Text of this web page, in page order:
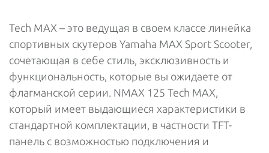
Tech MAX – это ведущая в своем классе линейка
спортивных скутеров Yamaha MAX Sport Scooter,
сочетающая в себе стиль, эксклюзивность и
функциональность, которые вы ожидаете от
флагманской серии. NMAX 125 Tech MAX,
который имеет выдающиеся характеристики в
стандартной комплектации, в частности TFT-
панель с возможностью подключения и